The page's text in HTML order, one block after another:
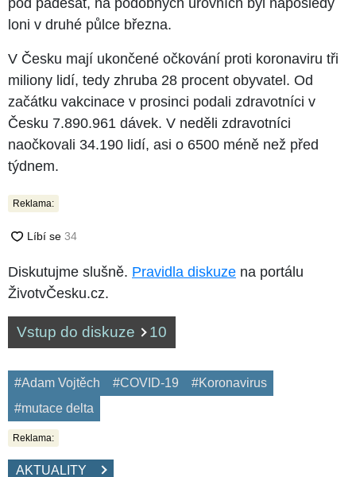
loni v druhé půlce března.
V Česku mají ukončené očkování proti koronaviru tři
miliony lidí, tedy zhruba 28 procent obyvatel. Od
začátku vakcinace v prosinci podali zdravotníci v
Česku 7.890.961 dávek. V neděli zdravotníci
naočkovali 34.190 lidí, asi o 6500 méně než před
týdnem.
Reklama:
Diskutujme slušně. Pravidla diskuze na portálu
ŽivotvČesku.cz.
Vstup do diskuze 10
#Adam Vojtěch #COVID-19
#Koronavirus
#mutace delta
Reklama:
AKTUALITY